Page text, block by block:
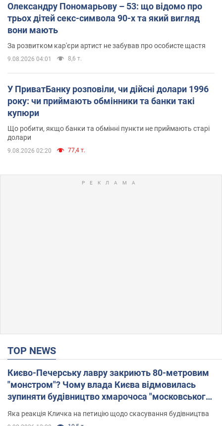
Олександру Пономарьову – 53: що відомо про
трьох дітей секс-символа 90-х та який вигляд
вони мають
За розвитком кар'єри артист не забував про особисте щастя
9.08.2026 04:01 8,6 т.
У ПриватБанку розповіли, чи дійсні долари 1996
року: чи приймають обмінники та банки такі
купюри
Що робити, якщо банки та обмінні пункти не приймають старі
долари
9.08.2026 02:20 77,4 т.
TOP NEWS
Києво-Печерську лавру закриють 80-метровим
"монстром"? Чому влада Києва відмовилась
зупиняти будівництво хмарочоса "московського
вірянина"
Яка реакція Кличка на петицію щодо скасування будівництва